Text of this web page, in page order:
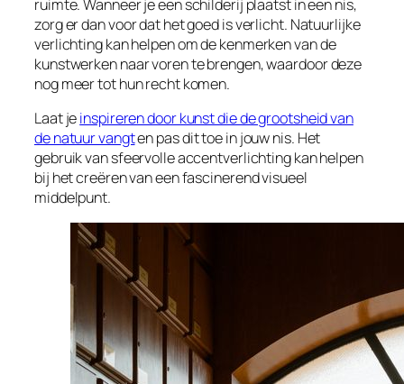
ruimte. Wanneer je een schilderij plaatst in een nis,
zorg er dan voor dat het goed is verlicht. Natuurlijke
verlichting kan helpen om de kenmerken van de
kunstwerken naar voren te brengen, waardoor deze
nog meer tot hun recht komen.
Laat jeinspireren door kunst die de grootsheid van
de natuur vangten pas dit toe in jouw nis. Het
gebruik van sfeervolle accentverlichting kan helpen
bij het creëren van een fascinerend visueel
middelpunt.